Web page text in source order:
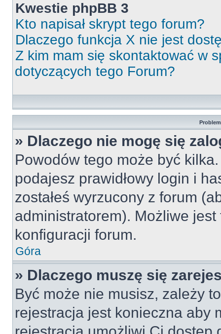
Kwestie phpBB 3
Kto napisał skrypt tego forum?
Dlaczego funkcja X nie jest
Z kim mam się skontaktować w
dotyczących tego Forum?
» Dlaczego nie mogę się
Powodów tego może być
podajesz prawidłowy login i
zostałeś wyrzucony z forum
administratorem). Możliwe
konfiguracji forum.
Góra
» Dlaczego muszę się
Być może nie musisz, zależy
rejestracja jest konieczna aby